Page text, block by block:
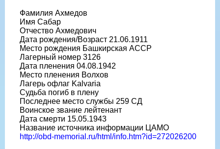
Фамилия Ахмедов
Имя Сабар
Отчество Ахмедович
Дата рождения/Возраст 21.06.1911
Место рождения Башкирская АССР
Лагерный номер 3126
Дата пленения 04.08.1942
Место пленения Волхов
Лагерь офлаг Kalvaria
Судьба погиб в плену
Последнее место службы 259 СД
Воинское звание лейтенант
Дата смерти 15.05.1943
Название источника информации ЦАМО
http://obd-memorial.ru/html/info.htm?id=272026200